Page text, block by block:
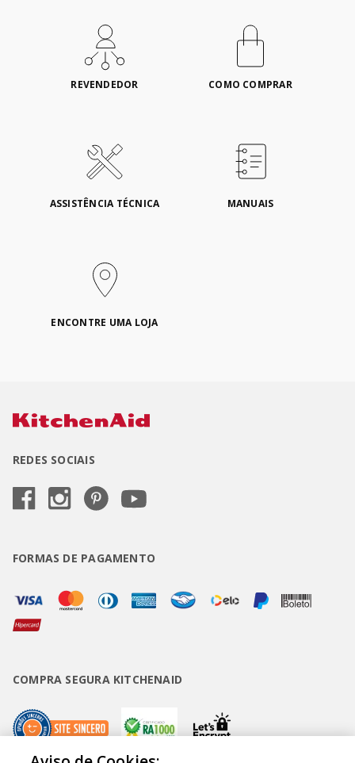
REVENDEDOR COMO COMPRAR
ASSISTÊNCIA TÉCNICA MANUAIS
ENCONTRE UMA LOJA
REDES SOCIAIS
FORMAS DE PAGAMENTO
COMPRA SEGURA KITCHENAID